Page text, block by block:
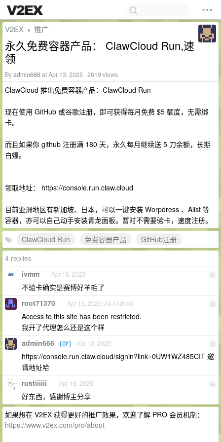
V2EX › 推广
永久免费容器产品： ClawCloud Run,速
领
Byadmin666at Apr 13, 2025 · 2619 views
ClawCloud 推出免费容器产品：ClawCloud Run
现在使用 GitHub 或谷歌注册，即可获得每月免费 $5 额度，无需绑
卡。
而且如果你 github 注册满 180 天，永久每月继续送 5 刀余额，长期
白嫖。
领取地址： https://console.run.claw.cloud
目前亚洲地区有新加坡、日本，可以一键安装 Worpdress 、Alist 等
容器，亦可以自己动手安装青龙面板。暂时不需要验卡，速度注册。
ClawCloud Run
免费容器产品
GitHub注册
4 replies
1
ivmm Apr 13, 2025
不验卡确实是赛博好羊毛了
2
root71370 Apr 13, 2025 via Android
Access to this site has been restricted.
我开了代理怎么还是这个样
3
admin666 OP Apr 13, 2025
https://console.run.claw.cloud/signin?link=0UW1WZ485CIT 邀
请地址哈
4
rustiiiiii Apr 18, 2025
好东西，感谢博主分享
如果想在 V2EX 获得更好的推广效果，欢迎了解 PRO 会员机制：
https://www.v2ex.com/pro/about